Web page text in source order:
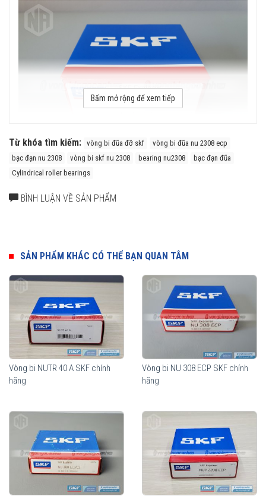
(ECP) với ưu điểm là Nhẹ, Đàn hồi cao, chịu ma sát trượt tốt, khả
Thành phần quan trọng nhất của vòng bi đũa đỡ SKF là các con
lăn hình trụ. Biên dạng hình học của con lăn dạng logarithmic giúp
phân bổ tải trọng một cách tối ưu trên toàn bộ vùng tiếp xúc trong
vòng bi. Độ nhẵn bề mặt của con lăn tối đa khả năng hình thành
màng bôi trơn, giúp tối ưu hoá chuyển động lăn của con lăn. Lợi
ích mang lại từ những tính năng vượt trội này so với thiết kế truyền
thống là khả năng nâng cao độ tin cậy khi vận hành và khả năng
chịu sự lệch trục tốt hơn.
Bấm mở rộng để xem tiếp
Từ khóa tìm kiếm: vòng bi đũa đỡ skf
vòng bi đũa nu 2308 ecp
bạc đạn nu 2308
vòng bi skf nu 2308 bearing nu2308
bạc đạn đũa
Cylindrical roller bearings
BÌNH LUẬN VỀ SẢN PHẨM
SẢN PHẨM KHÁC CÓ THỂ BẠN QUAN TÂM
Vòng bi NUTR 40 A SKF chính
hãng
Vòng bi NU 308 ECP SKF chính
hãng